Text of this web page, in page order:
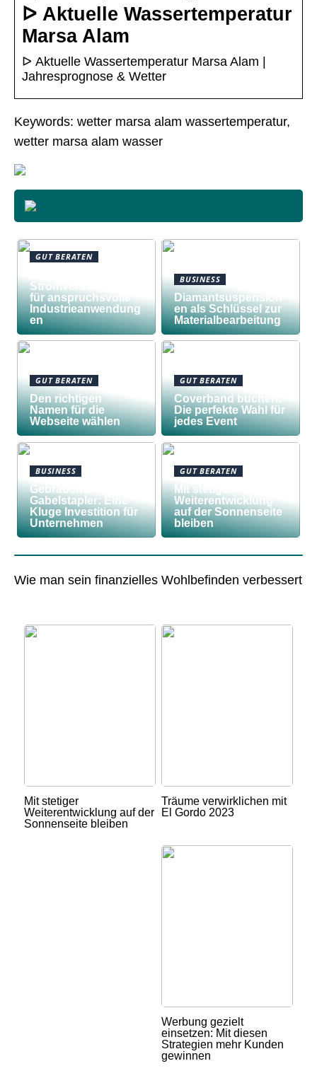
ᐅ Aktuelle Wassertemperatur
Marsa Alam
ᐅ Aktuelle Wassertemperatur Marsa Alam |
Jahresprognose & Wetter
Keywords: wetter marsa alam wassertemperatur,
wetter marsa alam wasser
GUT BERATEN
Stromversorgungen
für anspruchsvolle
Industrieanwendung
en
BUSINESS
Diamantsuspension
en als Schlüssel zur
Materialbearbeitung
GUT BERATEN
Den richtigen
Namen für die
Webseite wählen
GUT BERATEN
Coverband buchen:
Die perfekte Wahl für
jedes Event
BUSINESS
Gebrauchte
Gabelstapler: Eine
Kluge Investition für
Unternehmen
GUT BERATEN
Mit stetiger
Weiterentwicklung
auf der Sonnenseite
bleiben
Wie man sein finanzielles Wohlbefinden verbessert
Mit stetiger
Weiterentwicklung auf der
Sonnenseite bleiben
Träume verwirklichen mit
El Gordo 2023
Werbung gezielt
einsetzen: Mit diesen
Strategien mehr Kunden
gewinnen